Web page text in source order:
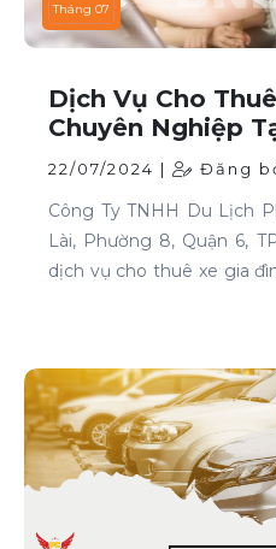
Tháng 07
Dịch Vụ Cho
Chuyên Nghiệp
22/07/2024 | Đăng
Công Ty TNHH Du Lịch
Lài, Phường 8, Quận 6,
dịch vụ cho thuê xe gia